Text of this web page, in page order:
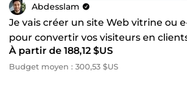
Abdesslam
Je vais créer un site Web vitrine ou
pour convertir vos visiteurs en
À partir de 188,12 $US
Budget moyen : 300,53 $US